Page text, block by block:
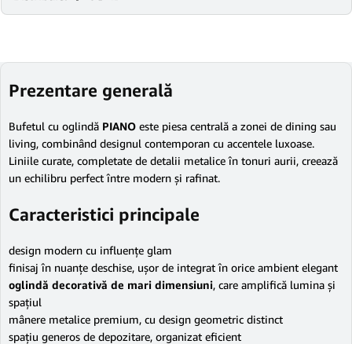
Prezentare generală
Bufetul cu oglindă PIANO este piesa centrală a zonei de dining sau
living, combinând designul contemporan cu accentele luxoase.
Liniile curate, completate de detalii metalice în tonuri aurii, creează
un echilibru perfect între modern și rafinat.
Caracteristici principale
design modern cu influențe glam
finisaj în nuanțe deschise, ușor de integrat în orice ambient elegant
oglindă decorativă de mari dimensiuni, care amplifică lumina și
spațiul
mânere metalice premium, cu design geometric distinct
spațiu generos de depozitare, organizat eficient